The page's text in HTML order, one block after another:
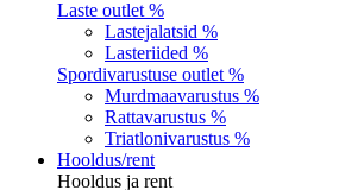
Laste outlet %
Lastejalatsid %
Lasteriided %
Spordivarustuse outlet %
Murdmaavarustus %
Rattavarustus %
Triatlonivarustus %
Hooldus/rent
Hooldus ja rent